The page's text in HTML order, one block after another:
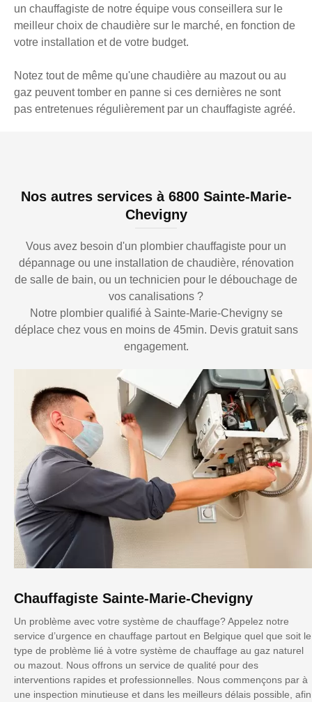
un chauffagiste de notre équipe vous conseillera sur le
meilleur choix de chaudière sur le marché, en fonction de
votre installation et de votre budget.
Notez tout de même qu'une chaudière au mazout ou au
gaz peuvent tomber en panne si ces dernières ne sont
pas entretenues régulièrement par un chauffagiste agréé.
Nos autres services à 6800 Sainte-Marie-
Chevigny
Vous avez besoin d'un plombier chauffagiste pour un
dépannage ou une installation de chaudière, rénovation
de salle de bain, ou un technicien pour le débouchage de
vos canalisations ?
Notre plombier qualifié à Sainte-Marie-Chevigny se
déplace chez vous en moins de 45min. Devis gratuit sans
engagement.
Chauffagiste Sainte-Marie-Chevigny
Un problème avec votre système de chauffage? Appelez notre
service d’urgence en chauffage partout en Belgique quel que soit le
type de problème lié à votre système de chauffage au gaz naturel
ou mazout. Nous offrons un service de qualité pour des
interventions rapides et professionnelles. Nous commençons par à
une inspection minutieuse et dans les meilleurs délais possible, afin